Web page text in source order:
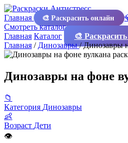
Главная 🎨 Раскрасить онлайн
Смотреть каталог
Главная Каталог 🎨
Главная / Динозавры/Динозавры
Динозавры на фоне
📁
Категория Динозавры
👶
Возраст Дети
👁